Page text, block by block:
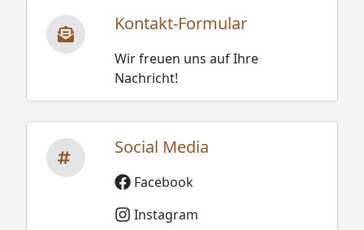
Kontakt-Formular
Wir freuen uns auf Ihre
Nachricht!
Social Media
Facebook
Instagram